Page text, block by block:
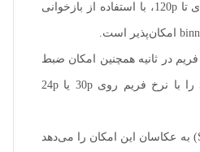
Super35، و ضبط فول اچ‌دی تا 120p، با استفاده از بازخوانی
ضبط با سرعت بالا و ۱۲۰ فریم در ثانیه همچنین امکان ضبط
فیلم اسلوموشن 4x و 5x را با نرخ فریم روی 30p یا 24p
حالت آهسته و سریع (S&Q) به عکاسان این امکان را می‌دهد